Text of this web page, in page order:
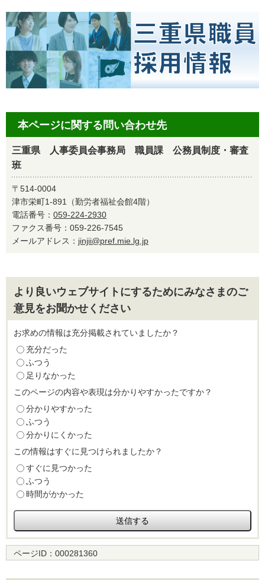
本ページに関する問い合わせ先
三重県 人事委員会事務局 職員課 公務員制度・審査
班
〒514-0004
津市栄町1-891（勤労者福祉会館4階）
電話番号： 059-224-2930
ファクス番号：059-226-7545
メールアドレス： jinjii@pref.mie.lg.jp
より良いウェブサイトにするためにみなさまのご
意見をお聞かせください
お求めの情報は充分掲載されていましたか？
充分だった
ふつう
足りなかった
このページの内容や表現は分かりやすかったですか？
分かりやすかった
ふつう
分かりにくかった
この情報はすぐに見つけられましたか？
すぐに見つかった
ふつう
時間がかかった
ページID： 000281360